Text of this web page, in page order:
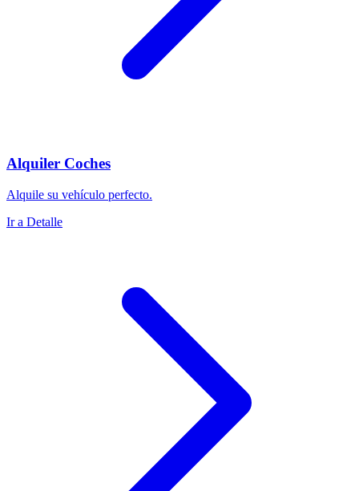
Alquiler Coches
Alquile su vehículo perfecto.
Ir a Detalle